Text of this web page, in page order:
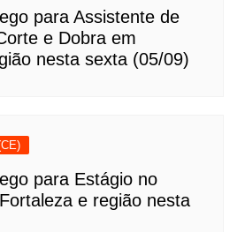
para Assistente de
e Dobra em
nesta sexta (05/09)
para Estágio no
e região nesta